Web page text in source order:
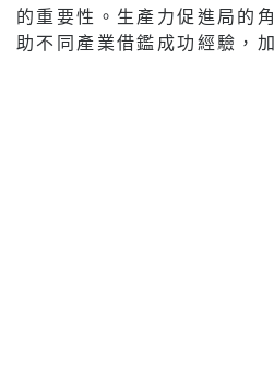
的重要性。生產力促進局的
助不同產業借鑑成功經驗，